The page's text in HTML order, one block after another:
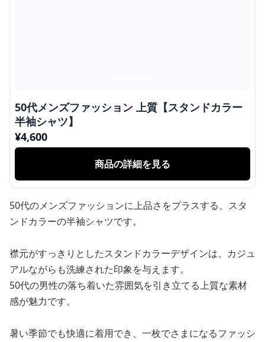
50代メンズファッション 上質【スタンドカラー
半袖シャツ】
¥4,600
商品の詳細を見る
50代のメンズファッションに上品さをプラスする、スタ
ンドカラーの半袖シャツです。
襟元がすっきりとしたスタンドカラーデザインは、カジュ
アルながらも洗練された印象を与えます。
50代の男性の落ち着いた雰囲気を引き立てる上質な素材
感が魅力です。
暑い季節でも快適に着用でき、一枚でさまになるファッシ